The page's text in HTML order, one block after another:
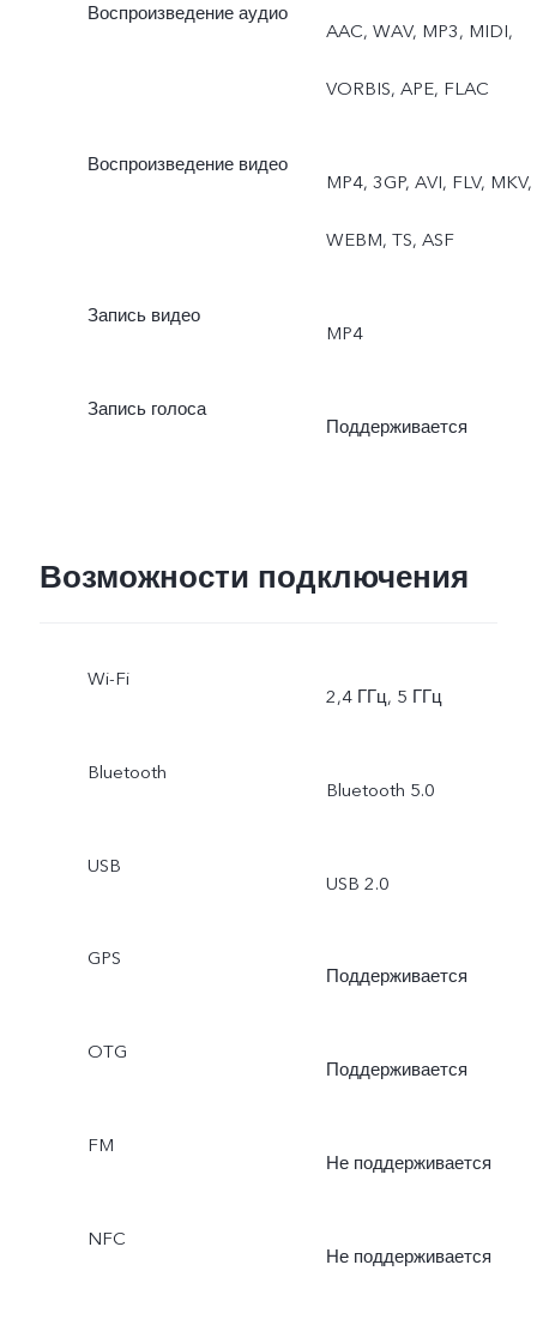
режим, Dual View, живое
фото
Воспроизведение аудио
AAC, WAV, MP3, MIDI,
VORBIS, APE, FLAC
Воспроизведение видео
MP4, 3GP, AVI, FLV, MKV,
WEBM, TS, ASF
Запись видео
MP4
Запись голоса
Поддерживается
Возможности подключения
Wi-Fi
2,4 ГГц, 5 ГГц
Bluetooth
Bluetooth 5.0
USB
USB 2.0
GPS
Поддерживается
OTG
Поддерживается
FM
Не поддерживается
NFC
Не поддерживается